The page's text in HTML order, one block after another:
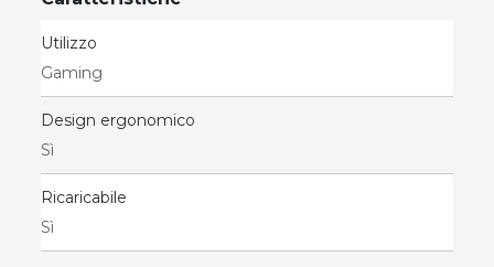
Utilizzo
Gaming
Design ergonomico
Sì
Ricaricabile
Sì